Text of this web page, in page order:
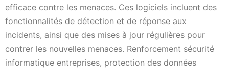
efficace contre les menaces. Ces logiciels incluent des
fonctionnalités de détection et de réponse aux
incidents, ainsi que des mises à jour régulières pour
contrer les nouvelles menaces. Renforcement sécurité
informatique entreprises, protection des données